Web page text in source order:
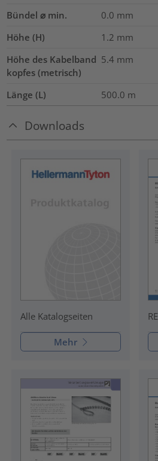
Bündel ⌀ min. 0.0 mm
Höhe (H)
1.2 mm
Höhe des Kabelband
kopfes (metrisch)
5.4 mm
Länge (L) 500.0 m
Downloads
Alle Katalogseiten
Mehr